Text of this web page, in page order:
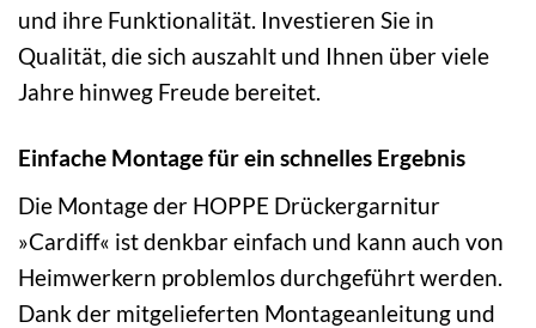
und ihre Funktionalität. Investieren Sie in
Qualität, die sich auszahlt und Ihnen über viele
Jahre hinweg Freude bereitet.
Einfache Montage für ein schnelles Ergebnis
Die Montage der HOPPE Drückergarnitur
»Cardiff« ist denkbar einfach und kann auch von
Heimwerkern problemlos durchgeführt werden.
Dank der mitgelieferten Montageanleitung und